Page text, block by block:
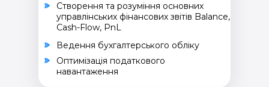
Cтворення та розуміння основних
управлінських фінансових звітів Balance,
Cash-Flow, PnL
Ведення бухгалтерського обліку
Оптимізація податкового
навантаження